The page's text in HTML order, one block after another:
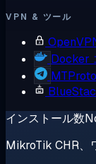
VPN & ツール
Docker
インストール数
MikroTik CHR、